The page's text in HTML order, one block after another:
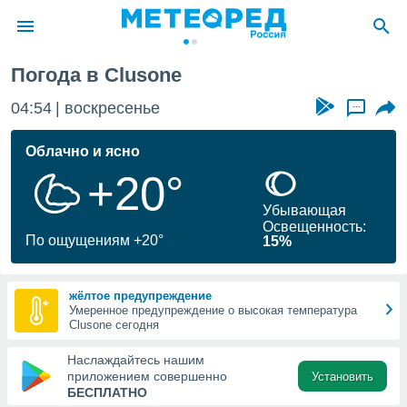
о
Вы можете
к этому
доступ
Погода в Clusone
04:54 воскресенье ...
Облачно и ясно
+20°
По ощущениям +20°
Убывающая
Освещенность:
15%
жёлтое предупреждение
Умеренное предупреждение о высокая температура
Clusone сегодня
Наслаждайтесь нашим
приложением совершенно
БЕСПЛАТНО
Установить